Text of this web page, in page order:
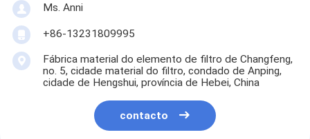
Ms. Anni
+86-13231809995
Fábrica material do elemento de filtro de Changfeng,
no. 5, cidade material do filtro, condado de Anping,
cidade de Hengshui, província de Hebei, China
contacto